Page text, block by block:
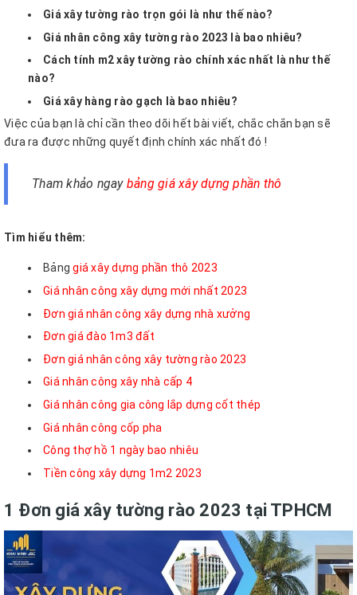
Giá xây tường rào trọn gói là như thế nào?
Giá nhân công xây tường rào 2023 là bao nhiêu?
Cách tính m2 xây tường rào chính xác nhất là như thế
nào?
Giá xây hàng rào gạch là bao nhiêu?
Việc của bạn là chỉ cần theo dõi hết bài viết, chắc chắn bạn sẽ
đưa ra được những quyết định chính xác nhất đó !
Tham khảo ngay bảng giá xây dựng phần thô
Tìm hiểu thêm:
Bảnggiá xây dựng phần thô 2023
Giá nhân công xây dựng mới nhất 2023
Đơn giá nhân công xây dựng nhà xưởng
Đơn giá đào 1m3 đất
Đơn giá nhân công xây tường rào 2023
Giá nhân công xây nhà cấp 4
Giá nhân công gia công lắp dựng cốt thép
Giá nhân công cốp pha
Công thợ hồ 1 ngày bao nhiêu
Tiền công xây dựng 1m2 2023
1 Đơn giá xây tường rào 2023 tại TPHCM